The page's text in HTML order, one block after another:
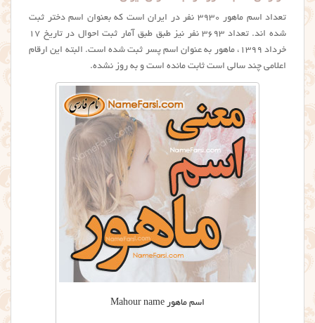
تعداد اسم ماهور ۳۹۳۰ نفر در ایران است که بعنوان اسم دختر ثبت
شده اند. تعداد ۳۶۹۳ نفر نیز طبق طبق آمار ثبت احوال در تاریخ ۱۷
خرداد ۱۳۹۹، ماهور به عنوان اسم پسر ثبت شده است. البته این ارقام
اعلامی چند سالی است ثابت مانده است و به روز نشده.
اسم ماهور Mahour name